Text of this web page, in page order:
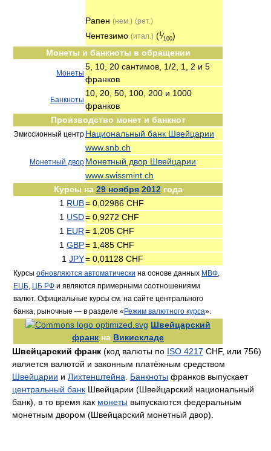
Рапен (нем.) (рет.)
Чентезимо (итал.) (1⁄100)
Монеты и банкноты в обращении
Монеты
5, 10, 20 сантимов, 1/2, 1, 2 и 5
франков
Банкноты
10, 20, 50, 100, 200 и 1000
франков
Производство монет и банкнот
Эмиссионный центр Национальный банк Швейцарии
www.snb.ch
Монетный двор Монетный двор Швейцарии
www.swissmint.ch
Курсы на 29 ноября 2012года
1 RUB= 0,02986 CHF
1 USD= 0,9272 CHF
1 EUR= 1,205 CHF
1 GBP= 1,485 CHF
1 JPY= 0,01128 CHF
Курсы обновляются автоматически на основе данных МВФ
ЕЦБ ЦБ РФ и являются примерными соотношениями
валют. Официальные курсы см. на сайте центрального
банка, рыночные — в разделе «Режим валютного курса».
Швейцарский
франк на Викискладе
Швейцарский франк (код валюты по ISO 4217 CHF, или 756)
является валютой и законным платёжным средством
Швейцарии и Лихтенштейна Банкноты франков выпускает
центральный банк Швейцарии (Швейцарский национальный
банк), в то время как монеты выпускаются федеральным
монетным двором (Швейцарский монетный двор).